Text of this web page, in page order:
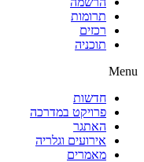
תרומות
רכזים
תוכניה
Menu
חדשות
פרויקט במדרכה
האתגר
אירועים וגלריה
מאמרים